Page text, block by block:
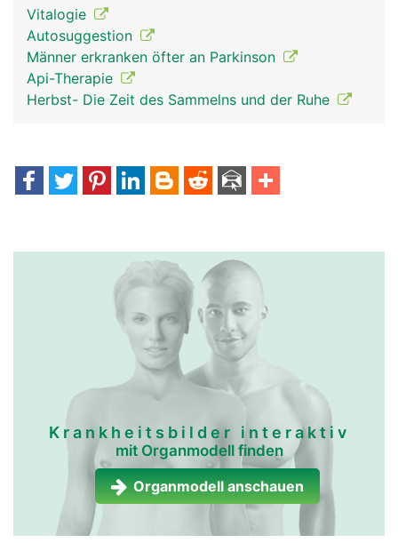
Vitalogie
Autosuggestion
Männer erkranken öfter an Parkinson
Api-Therapie
Herbst- Die Zeit des Sammelns und der Ruhe
Krankheitsbilder interaktiv
mit Organmodell finden
Organmodell anschauen